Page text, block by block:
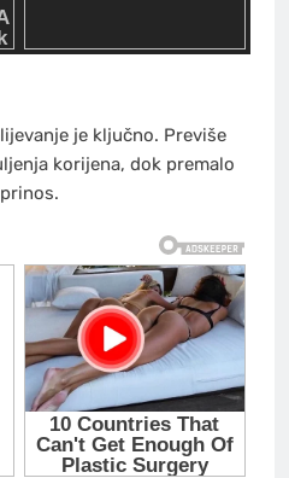
je ključno. Previše
korijena, dok premalo